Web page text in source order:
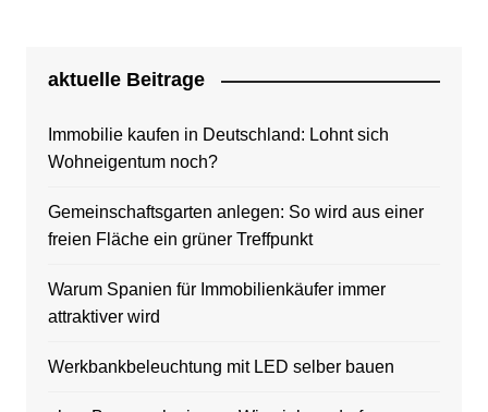
aktuelle Beitrage
Immobilie kaufen in Deutschland: Lohnt sich
Wohneigentum noch?
Gemeinschaftsgarten anlegen: So wird aus einer
freien Fläche ein grüner Treffpunkt
Warum Spanien für Immobilienkäufer immer
attraktiver wird
Werkbankbeleuchtung mit LED selber bauen